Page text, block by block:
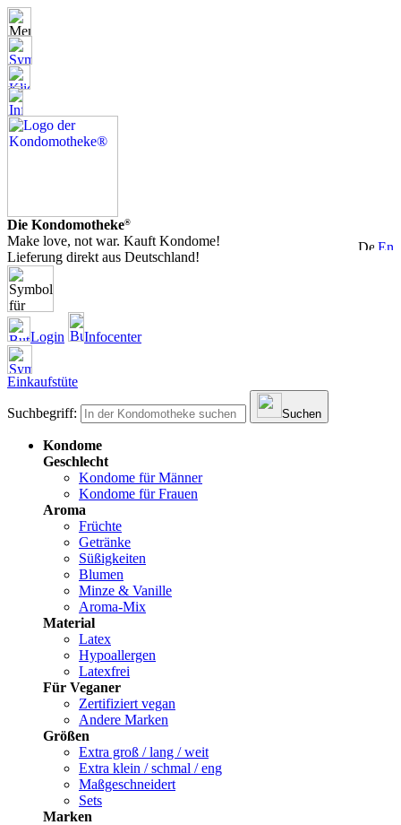
Die Kondomotheke®
Make love, not war. Kauft Kondome!
Lieferung direkt aus Deutschland!
Login Infocenter
Einkaufstüte
Suchbegriff: Suchen
Kondome
Geschlecht
Kondome für Männer
Kondome für Frauen
Aroma
Früchte
Getränke
Süßigkeiten
Blumen
Minze & Vanille
Aroma-Mix
Material
Latex
Hypoallergen
Latexfrei
Für Veganer
Zertifiziert vegan
Andere Marken
Größen
Extra groß / lang / weit
Extra klein / schmal / eng
Maßgeschneidert
Sets
Marken